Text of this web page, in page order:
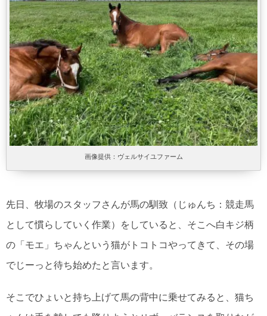
画像提供：ヴェルサイユファーム
先日、牧場のスタッフさんが馬の馴致（じゅんち：競走馬
として慣らしていく作業）をしていると、そこへ白キジ柄
の「モエ」ちゃんという猫がトコトコやってきて、その場
でじーっと待ち始めたと言います。
そこでひょいと持ち上げて馬の背中に乗せてみると、猫ち